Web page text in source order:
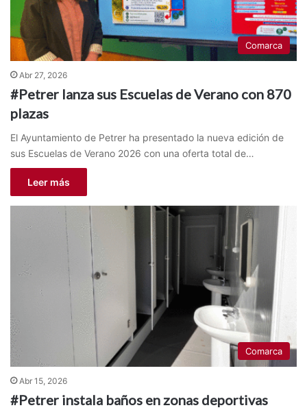
Comarca
Abr 27, 2026
#Petrer lanza sus Escuelas de Verano con 870
plazas
El Ayuntamiento de Petrer ha presentado la nueva edición de
sus Escuelas de Verano 2026 con una oferta total de…
Leer más
Comarca
Abr 15, 2026
#Petrer instala baños en zonas deportivas